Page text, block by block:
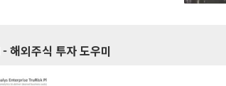
- 해외주식 투자 도우미